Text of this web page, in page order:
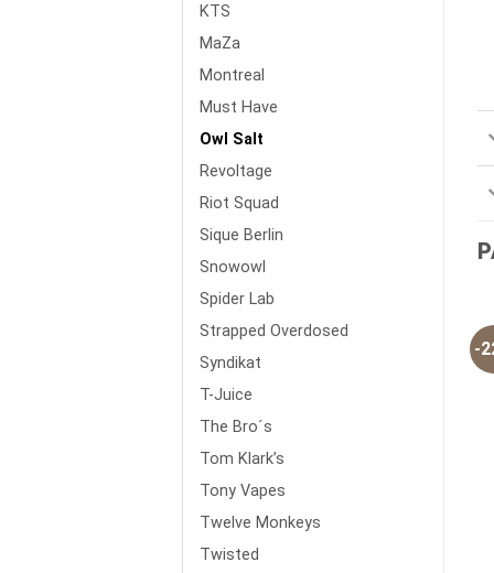
KTS
MaZa
Montreal
Must Have
Owl Salt
Revoltage
Riot Squad
Sique Berlin
Snowowl
Spider Lab
Strapped Overdosed
Syndikat
T-Juice
The Bro´s
Tom Klark’s
Tony Vapes
Twelve Monkeys
Twisted
-